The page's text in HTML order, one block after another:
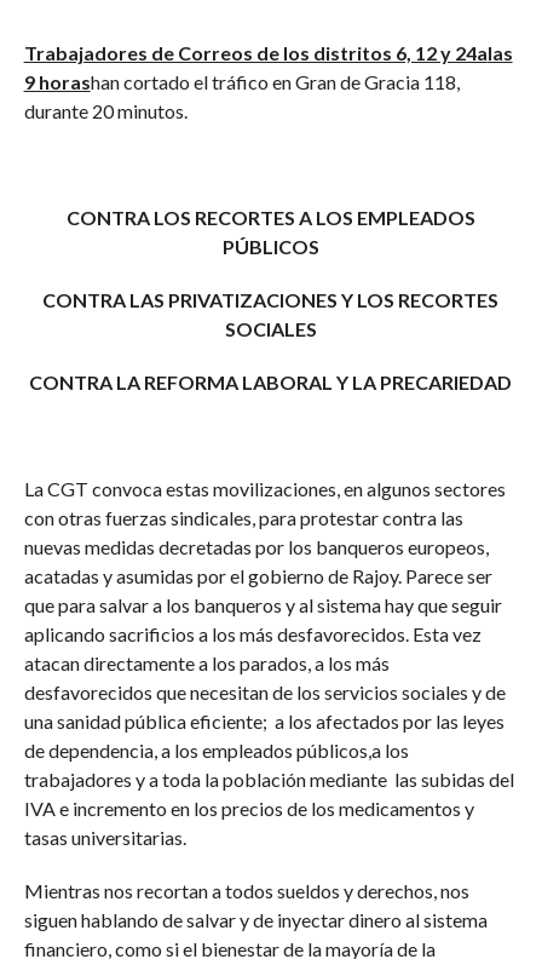
Trabajadores de Correos de los distritos 6, 12 y 24alas
9 horashan cortado el tráfico en Gran de Gracia 118,
durante 20 minutos.
CONTRA LOS RECORTES A LOS EMPLEADOS
PÚBLICOS
CONTRA LAS PRIVATIZACIONES Y LOS RECORTES
SOCIALES
CONTRA LA REFORMA LABORAL Y LA PRECARIEDAD
La CGT convoca estas movilizaciones, en algunos sectores
con otras fuerzas sindicales, para protestar contra las
nuevas medidas decretadas por los banqueros europeos,
acatadas y asumidas por el gobierno de Rajoy. Parece ser
que para salvar a los banqueros y al sistema hay que seguir
aplicando sacrificios a los más desfavorecidos. Esta vez
atacan directamente a los parados, a los más
desfavorecidos que necesitan de los servicios sociales y de
una sanidad pública eficiente; a los afectados por las leyes
de dependencia, a los empleados públicos,a los
trabajadores y a toda la población mediante las subidas del
IVA e incremento en los precios de los medicamentos y
tasas universitarias.
Mientras nos recortan a todos sueldos y derechos, nos
siguen hablando de salvar y de inyectar dinero al sistema
financiero, como si el bienestar de la mayoría de la